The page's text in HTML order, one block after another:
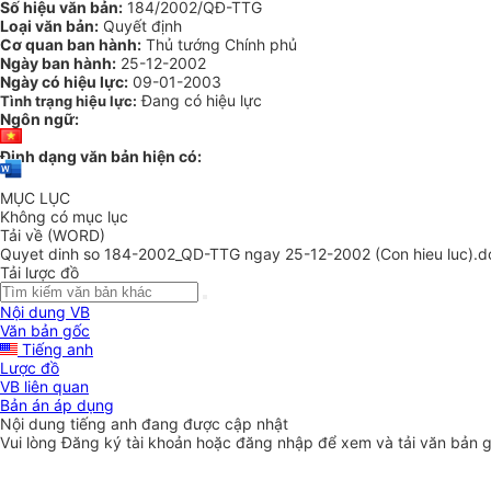
Số hiệu văn bản: 184/2002/QĐ-TTG
Loại văn bản: Quyết định
Cơ quan ban hành: Thủ tướng Chính phủ
Ngày ban hành: 25-12-2002
Ngày có hiệu lực: 09-01-2003
Tình trạng hiệu lực: Đang có hiệu lực
Ngôn ngữ:
Định dạng văn bản hiện có:
MỤC LỤC
Không có mục lục
Tải về (WORD)
Quyet dinh so 184-2002_QD-TTG ngay 25-12-2002 (Con hieu
Tải lược đồ
Nội dung VB
Văn bản gốc
Tiếng anh
Lược đồ
VB liên quan
Bản án áp dụng
Nội dung tiếng anh đang được cập nhật
Vui lòngĐăng ký tài khoản hoặc đăng nhập để xem và tải văn bản